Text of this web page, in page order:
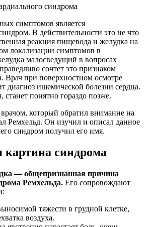
симптомов является
В действительности это не что
реакция пищевода и желудка на
локализации симптомов в
малосведущий в вопросах
сочтет это признаком
Врач при поверхностном осмотре
диагноз ишемической болезни сердца.
станет понятно гораздо позже.
который обратил внимание на
Ремхельд. Он изучил и описал данное
синдром получил его имя.
картина синдрома
— общепризнанная причина
Ремхельда. Его сопровождают
тяжести в грудной клетке,
воздуха.